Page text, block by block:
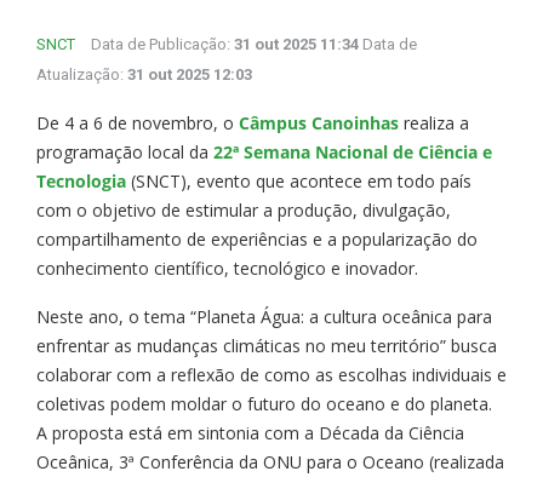
SNCT Data de Publicação: 31 out 2025 11:34 Data de
Atualização: 31 out 2025 12:03
De 4 a 6 de novembro, o Câmpus Canoinhas realiza a
programação local da 22ª Semana Nacional de Ciência e
Tecnologia (SNCT), evento que acontece em todo país
com o objetivo de estimular a produção, divulgação,
compartilhamento de experiências e a popularização do
conhecimento científico, tecnológico e inovador.
Neste ano, o tema “Planeta Água: a cultura oceânica para
enfrentar as mudanças climáticas no meu território” busca
colaborar com a reflexão de como as escolhas individuais e
coletivas podem moldar o futuro do oceano e do planeta.
A proposta está em sintonia com a Década da Ciência
Oceânica, 3ª Conferência da ONU para o Oceano (realizada